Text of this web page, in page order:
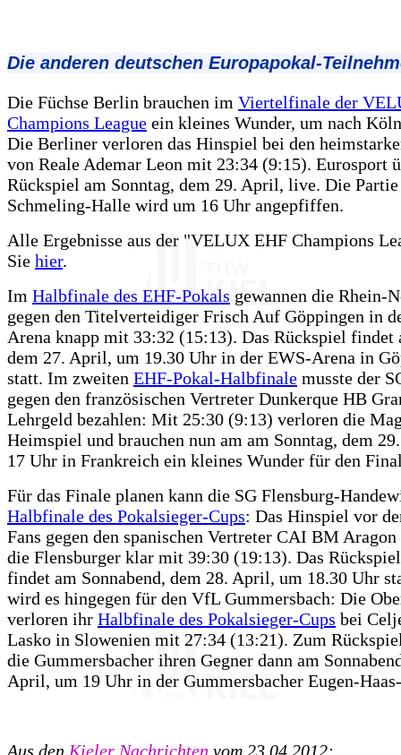
Die anderen deutschen Europapokal-
Die Füchse Berlin brauchen im Viertelfinale der
Champions League ein kleines Wunder, um nach
Die Berliner verloren das Hinspiel bei den
von Reale Ademar Leon mit 23:34 (9:15). Eurosport
Rückspiel am Sonntag, dem 29. April, live. Die
Schmeling-Halle wird um 16 Uhr angepfiffen.
Alle Ergebnisse aus der "VELUX EHF Champions
Sie hier.
Im Halbfinale des EHF-Pokals gewannen die Rhein-
gegen den Titelverteidiger Frisch Auf Göppingen in
Arena knapp mit 33:32 (15:13). Das Rückspiel findet
dem 27. April, um 19.30 Uhr in der EWS-Arena in
statt. Im zweiten EHF-Pokal-Halbfinale musste der
gegen den französischen Vertreter Dunkerque HB
Lehrgeld bezahlen: Mit 25:30 (9:13) verloren die
Heimspiel und brauchen nun am am Sonntag, dem
17 Uhr in Frankreich ein kleines Wunder für den
Für das Finale planen kann die SG Flensburg-
Halbfinale des Pokalsieger-Cups: Das Hinspiel vor
Fans gegen den spanischen Vertreter CAI BM Aragon
die Flensburger klar mit 39:30 (19:13). Das
findet am Sonnabend, dem 28. April, um 18.30 Uhr
wird es hingegen für den VfL Gummersbach: Die
verloren ihr Halbfinale des Pokalsieger-Cups bei
Lasko in Slowenien mit 27:34 (13:21). Zum
die Gummersbacher ihren Gegner dann am
April, um 19 Uhr in der Gummersbacher Eugen-
Aus den Kieler Nachrichten vom 23.04.2012: